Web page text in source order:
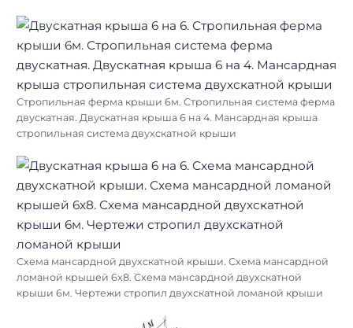
Стропильная ферма крыши 6м. Стропильная система ферма
двускатная. Двускатная крыша 6 на 4. Мансардная крыша
стропильная система двухскатной крыши
Схема мансардной двухскатной крыши. Схема мансардной
ломаной крышей 6х8. Схема мансардной двухскатной
крыши 6м. Чертежи стропил двухскатной ломаной крыши